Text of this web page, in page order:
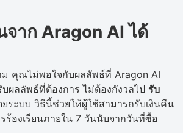
จาก Aragon AI ได้
คุณไม่พอใจกับผลลัพธ์ที่ Aragon AI
ผลลัพธ์ที่ต้องการ ไม่ต้องกังวลไป รับ
ยระบบ วิธีนี้ช่วยให้ผู้ใช้สามารถรับเงินคืน
ร้องเรียนภายใน 7 วันนับจากวันที่ซื้อ